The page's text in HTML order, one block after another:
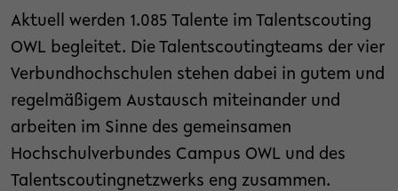
Aktuell werden 1.085 Talente im Talentscouting
OWL begleitet. Die Talentscoutingteams der vier
Verbundhochschulen stehen dabei in gutem und
regelmäßigem Austausch miteinander und
arbeiten im Sinne des gemeinsamen
Hochschulverbundes Campus OWL und des
Talentscoutingnetzwerks eng zusammen.